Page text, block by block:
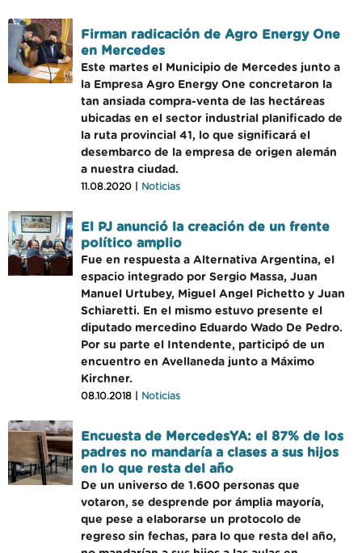
Firman radicación de Agro Energy One
en Mercedes
Este martes el Municipio de Mercedes junto a
la Empresa Agro Energy One concretaron la
tan ansiada compra-venta de las hectáreas
ubicadas en el sector industrial planificado de
la ruta provincial 41, lo que significará el
desembarco de la empresa de origen alemán
a nuestra ciudad.
11.08.2020 | Noticias
El PJ anunció la creación de un frente
político amplio
Fue en respuesta a Alternativa Argentina, el
espacio integrado por Sergio Massa, Juan
Manuel Urtubey, Miguel Angel Pichetto y Juan
Schiaretti. En el mismo estuvo presente el
diputado mercedino Eduardo Wado De Pedro.
Por su parte el Intendente, participó de un
encuentro en Avellaneda junto a Máximo
Kirchner.
08.10.2018 | Noticias
Encuesta de MercedesYA: el 87% de los
padres no mandaría a clases a sus hijos
en lo que resta del año
De un universo de 1.600 personas que
votaron, se desprende por ámplia mayoría,
que pese a elaborarse un protocolo de
regreso sin fechas, para lo que resta del año,